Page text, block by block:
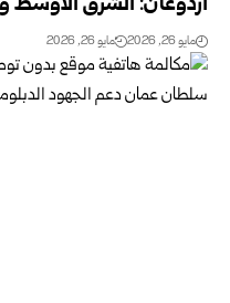
مايو 26, 2026 مايو 26, 2026